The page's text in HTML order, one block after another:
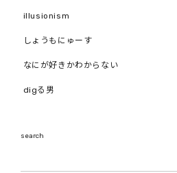
illusionism
しょうもにゅーす
なにが好きかわからない
digる男
search